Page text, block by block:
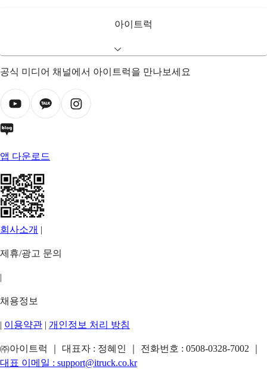
아이트럭
공식 미디어 채널에서 아이트럭을 만나보세요
앱 다운로드
회사소개 |
제휴/광고 문의
|
채용정보
| 이용약관 | 개인정보 처리 방침
㈜아이트럭 ｜ 대표자 : 정혜인 ｜ 전화번호 : 0508-0328-7002
대표 이메일 : support@itruck.co.kr